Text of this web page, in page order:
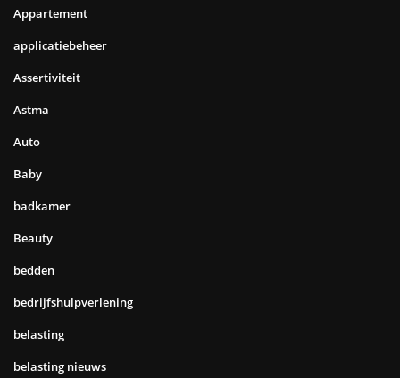
Appartement
applicatiebeheer
Assertiviteit
Astma
Auto
Baby
badkamer
Beauty
bedden
bedrijfshulpverlening
belasting
belasting nieuws